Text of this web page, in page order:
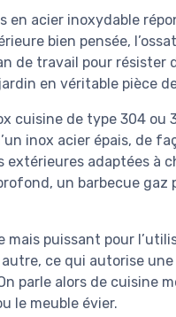
en acier inoxydable
bien pensée,
de travail pour
en véritable pièce
cuisine de type 304 ou
inox acier épais, de
adaptées à
un barbecue
mais puissant pour
ce qui autorise
parle alors de cuisine
le meuble évier.